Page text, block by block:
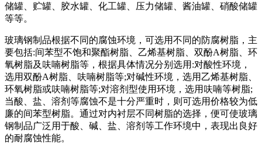
储罐、贮罐、胶水罐、化工罐、压力储罐、酱油罐、硝酸储罐
等等。
玻璃钢制品根据不同的腐蚀环境，可选用不同的防腐树脂，主
要包括:间苯型不饱和聚酯树脂、乙烯基树脂、双酚A树脂、环
氧树脂及呋喃树脂等，根据具体情况分别选用:对酸性环境，
选用双酚A树脂、呋喃树脂等;对碱性环境，选用乙烯基树脂、
环氧树脂或呋喃树脂等;对溶剂型使用环境，选用呋喃等树脂;
当酸、盐、溶剂等腐蚀不是十分严重时，则可选用价格较为低
廉的间苯型树脂。通过对内衬层不同树脂的选择，便可使玻璃
钢制品广泛用于酸、碱、盐、溶剂等工作环境中，表现出良好
的耐腐蚀性能。